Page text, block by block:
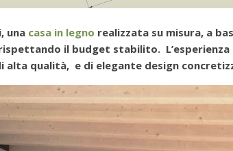
una casa in legno realizzata su misura, a
il budget stabilito. L’esperienza
alta qualità, e di elegante design